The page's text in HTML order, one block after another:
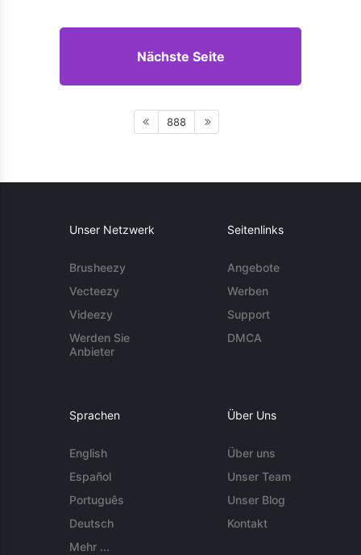
Nächste Seite
888
Unser Netzwerk
Brusheezy
Vecteezy
Videezy
Werden Sie
Anbieter
Seitenlinks
Angebote
Werben
Support
DMCA
Sprachen
English
Español
Português
Deutsch
Mehr ...
Über Uns
Über uns
Unser Team
Unser Blog
Kontakt